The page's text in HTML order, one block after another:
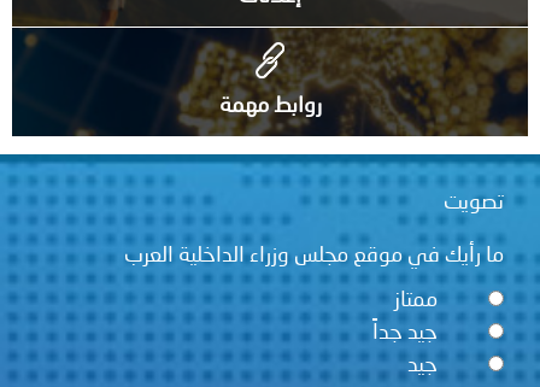
روابط مهمة
تصويت
ما رأيك في موقع مجلس وزراء الداخلية العرب
ممتاز
جيد جداً
جيد